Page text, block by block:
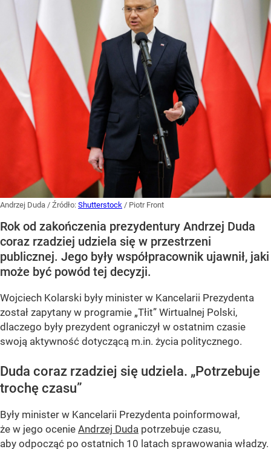
Andrzej Duda / Źródło: Shutterstock / Piotr Front
Rok od zakończenia prezydentury Andrzej Duda
coraz rzadziej udziela się w przestrzeni
publicznej. Jego były współpracownik ujawnił, jaki
może być powód tej decyzji.
Wojciech Kolarski były minister w Kancelarii Prezydenta
został zapytany w programie „Tłit” Wirtualnej Polski,
dlaczego były prezydent ograniczył w ostatnim czasie
swoją aktywność dotyczącą m.in. życia politycznego.
Duda coraz rzadziej się udziela. „Potrzebuje
trochę czasu”
Były minister w Kancelarii Prezydenta poinformował,
że w jego ocenie Andrzej Duda potrzebuje czasu,
aby odpocząć po ostatnich 10 latach sprawowania władzy.